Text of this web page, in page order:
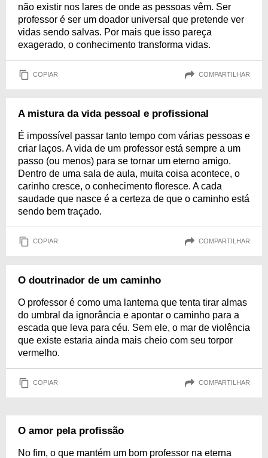
não existir nos lares de onde as pessoas vêm. Ser
professor é ser um doador universal que pretende ver
vidas sendo salvas. Por mais que isso pareça
exagerado, o conhecimento transforma vidas.
COPIAR COMPARTILHAR
A mistura da vida pessoal e profissional
É impossível passar tanto tempo com várias pessoas e
criar laços. A vida de um professor está sempre a um
passo (ou menos) para se tornar um eterno amigo.
Dentro de uma sala de aula, muita coisa acontece, o
carinho cresce, o conhecimento floresce. A cada
saudade que nasce é a certeza de que o caminho está
sendo bem traçado.
COPIAR COMPARTILHAR
O doutrinador de um caminho
O professor é como uma lanterna que tenta tirar almas
do umbral da ignorância e apontar o caminho para a
escada que leva para céu. Sem ele, o mar de violência
que existe estaria ainda mais cheio com seu torpor
vermelho.
COPIAR COMPARTILHAR
O amor pela profissão
No fim, o que mantém um bom professor na eterna